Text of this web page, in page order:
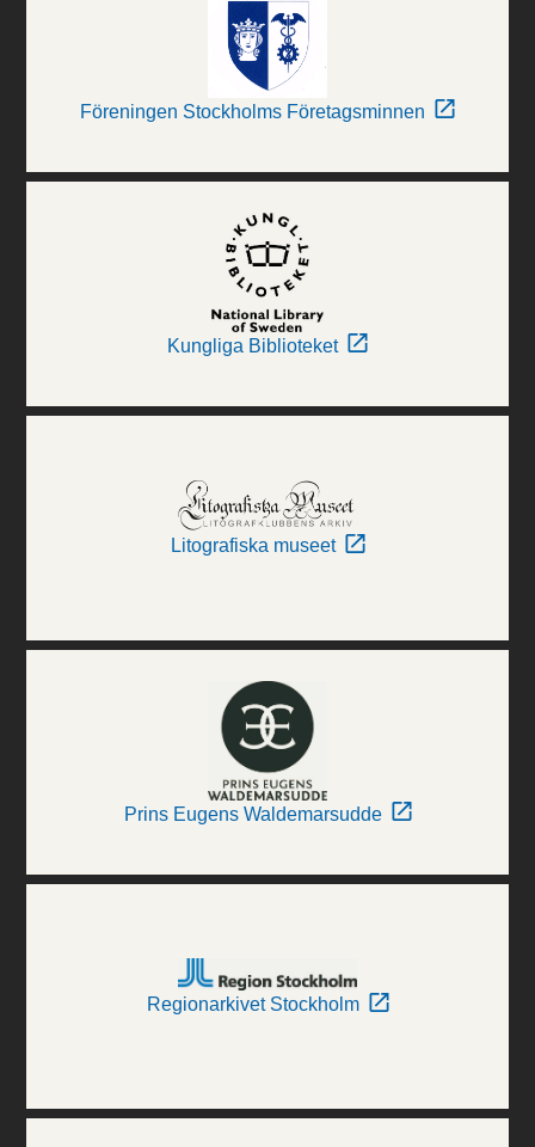
Föreningen Stockholms Företagsminnen
Kungliga Biblioteket
Litografiska museet
Prins Eugens Waldemarsudde
Regionarkivet Stockholm